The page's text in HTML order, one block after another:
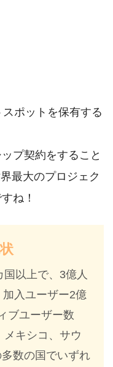
ポットを保有する
プ契約をすること
最大のプロジェク
ね！
以上で、3億人
入ユーザー2億
ブユーザー数
キシコ、サウ
数の国でいずれ